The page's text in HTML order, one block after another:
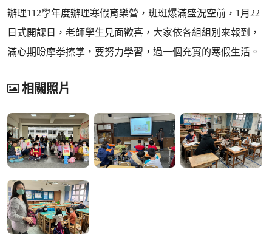
辦理112學年度辦理寒假育樂營，班班爆滿盛況空前，1月22
日式開課日，老師學生見面歡喜，大家依各組組別來報到，
滿心期盼摩拳擦掌，要努力學習，過一個充實的寒假生活。
相關照片